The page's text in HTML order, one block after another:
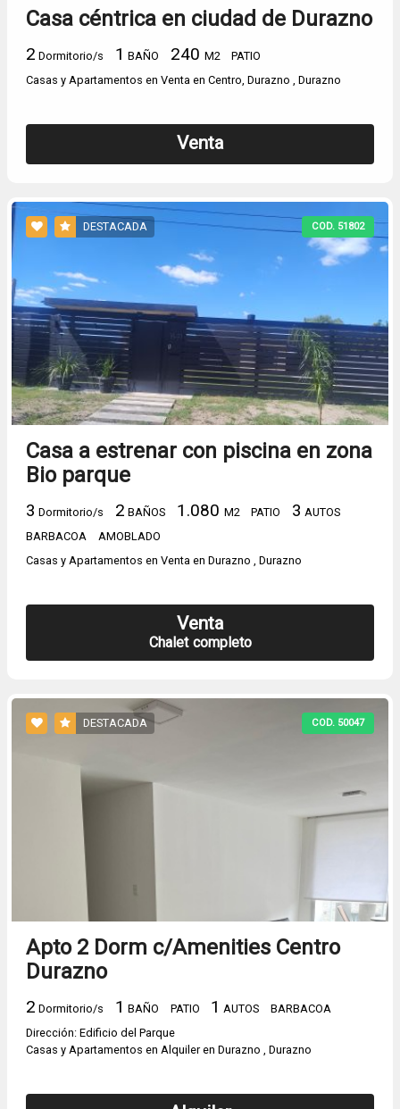
Casa céntrica en ciudad de Durazno
2 Dormitorio/s 1 BAÑO 240 M2
PATIO
Casas y Apartamentos en Venta en Centro, Durazno , Durazno
Venta
DESTACADA COD. 51802
Casa a estrenar con piscina en zona
Bio parque
3 Dormitorio/s 2 BAÑOS 1.080 M2 PATIO 3 AUTOS
BARBACOA
AMOBLADO
Casas y Apartamentos en Venta en Durazno , Durazno
Venta
Chalet completo
DESTACADA COD. 50047
Apto 2 Dorm c/Amenities Centro
Durazno
2 Dormitorio/s 1 BAÑO PATIO 1 AUTOS
BARBACOA
Dirección: Edificio del Parque
Casas y Apartamentos en Alquiler en Durazno , Durazno